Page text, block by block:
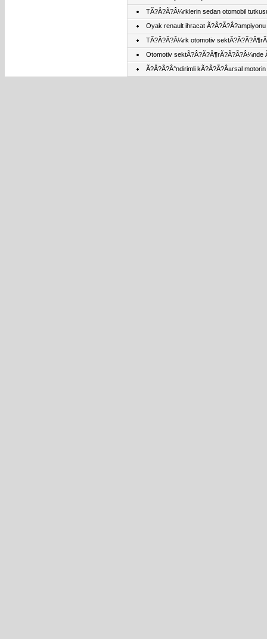
TÃ?Â?Ã?Â¼rklerin sedan otomobil
Oyak renault ihracat Ã?Â?Ã?Â?ampiyonu
TÃ?Â?Ã?Â¼rk otomotiv
Otomotiv sektÃ?Â?Ã?Â¶rÃ?Â?Ã?Â¼nde
Ã?Â?Ã?Â°ndirimli kÃ?Â?Ã?Â±rsal